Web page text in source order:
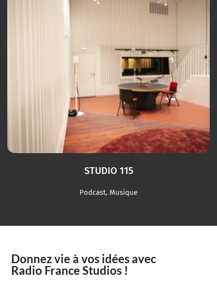
STUDIO 115
Podcast, Musique
Donnez vie à vos idées avec
Radio France Studios !